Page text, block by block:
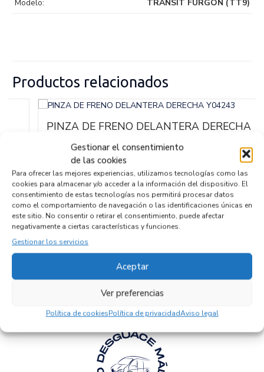
Gestionar el consentimiento
de las cookies
Para ofrecer las mejores experiencias, utilizamos tecnologías como las
cookies para almacenar y/o acceder a la información del dispositivo. El
consentimiento de estas tecnologías nos permitirá procesar datos
como el comportamiento de navegación o las identificaciones únicas en
este sitio. No consentir o retirar el consentimiento, puede afectar
negativamente a ciertas características y funciones.
Gestionar los servicios
Aceptar
Ver preferencias
Política de cookiesPolítica de privacidadAviso legal
Modelo:
TRANSIT FURGÓN (TT9)
Productos relacionados
PINZA DE FRENO DELANTERA DERECHA
Recambios FORDTRANSIT FURGÓN (TT9)
144351
Referencia OEM: Y04243
32,95€ (IVA no incluído)